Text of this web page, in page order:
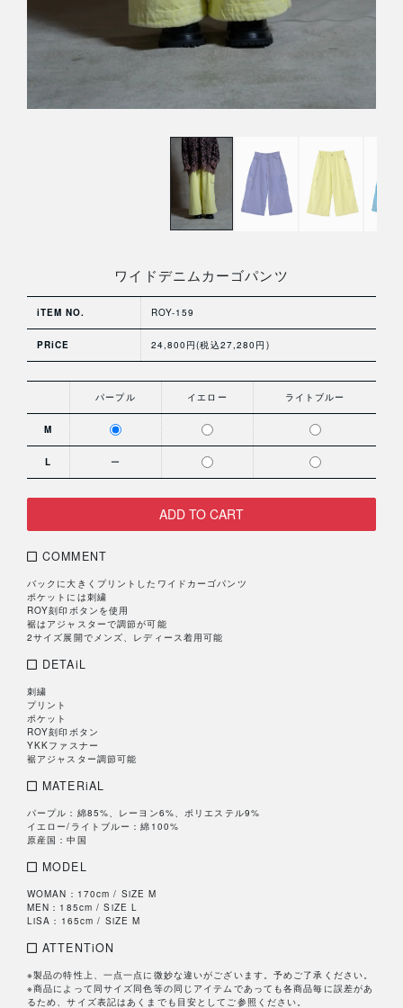
ワイドデニムカーゴパンツ
iTEM NO. ROY-159
PRiCE 24,800円(税込27,280円)
パープル イエロー ライトブルー
M
L ー
COMMENT
バックに大きくプリントしたワイドカーゴパンツ
ポケットには刺繍
ROY刻印ボタンを使用
裾はアジャスターで調節が可能
2サイズ展開でメンズ、レディース着用可能
DETAiL
刺繍
プリント
ポケット
ROY刻印ボタン
YKKファスナー
裾アジャスター調節可能
MATERiAL
パープル：綿85%、レーヨン6%、ポリエステル9%
イエロー/ライトブルー：綿100%
原産国：中国
MODEL
WOMAN：170cm / SiZE M
MEN：185cm / SiZE L
LiSA：165cm / SiZE M
ATTENTiON
※製品の特性上、一点一点に微妙な違いがございます。予めご了承ください。
※商品によって同サイズ同色等の同じアイテムであっても各商品毎に誤差があ
るため、サイズ表記はあくまでも目安としてご参照ください。